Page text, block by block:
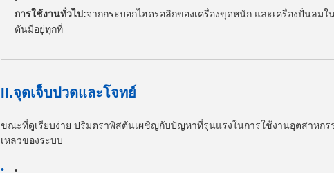
การใช้งานทั่วไป:จากกระบอกไฮดรอลิกของเครื่องขุดหนัก และเครื่องปั่นล
ตันมีอยู่ทุกที่
II.จุดเจ็บปวดและโจทย์
ขณะที่ดูเรียบง่าย ปริมตราพิสตันเผชิญกับปัญหาที่รุนแรงในการใช้งานอุตสาหก
เหลวของระบบ